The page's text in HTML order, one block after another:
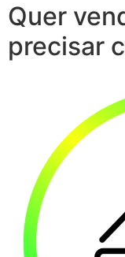
Quer
precisar